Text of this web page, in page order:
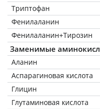
Триптофан
Фенилаланин
Фенилаланин+Тирозин
Заменимые
Аланин
Аспарагиновая кислота
Глицин
Глутаминовая кислота